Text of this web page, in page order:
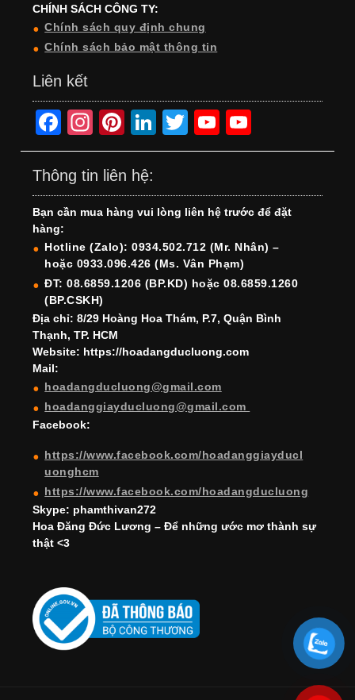
CHÍNH SÁCH CÔNG TY:
Chính sách quy định chung
Chính sách bảo mật thông tin
Liên kết
F
a
c
e
b
o
o
k
In
st
a
gr
a
m
Pi
nt
er
e
st
Li
n
e
dI
n
T
wi
er
Y
o
T
u
b
e
o
T
u
b
e
h
Thông tin liên hệ:
Bạn cần mua hàng vui lòng liên hệ trước để đặt
hàng:
Hotline (Zalo): 0934.502.712 (Mr. Nhân) –
hoặc 0933.096.426 (Ms. Vân Phạm)
ĐT: 08.6859.1206 (BP.KD) hoặc 08.6859.1260
(BP.CSKH)
Địa chỉ: 8/29 Hoàng Hoa Thám, P.7, Quận Bình
Thạnh, TP. HCM
Website: https://hoadangducluong.com
Mail:
hoadangducluong@gmail.com
hoadanggiayducluong@gmail.com
Facebook:
https://www.facebook.com/hoadanggiayducl
uonghcm
https://www.facebook.com/hoadangducluong
Skype: phamthivan272
Hoa Đăng Đức Lương – Để những ước mơ thành sự
thật <3